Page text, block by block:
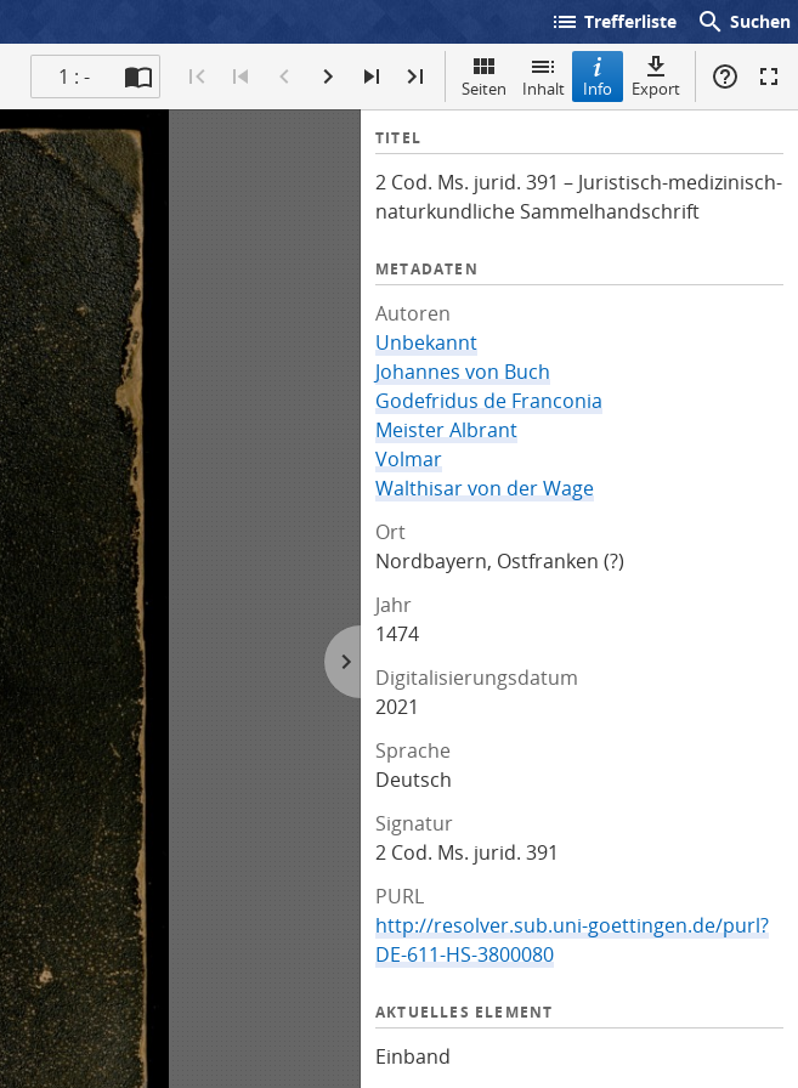
list Trefferliste search Suchen
1 : - Seiten Inhalt Info Export
I
f
o
TITEL
2 Cod. Ms. jurid. 391 – Juristisch-medizinisch-
naturkundliche Sammelhandschrift
METADATEN
Autoren
Unbekannt
Johannes von Buch
Godefridus de Franconia
Meister Albrant
Volmar
Walthisar von der Wage
Ort
Nordbayern, Ostfranken (?)
Jahr
1474
Digitalisierungsdatum
2021
Sprache
Deutsch
Signatur
2 Cod. Ms. jurid. 391
PURL
http://resolver.sub.uni-goettingen.de/purl?
DE-611-HS-3800080
AKTUELLES ELEMENT
Einband